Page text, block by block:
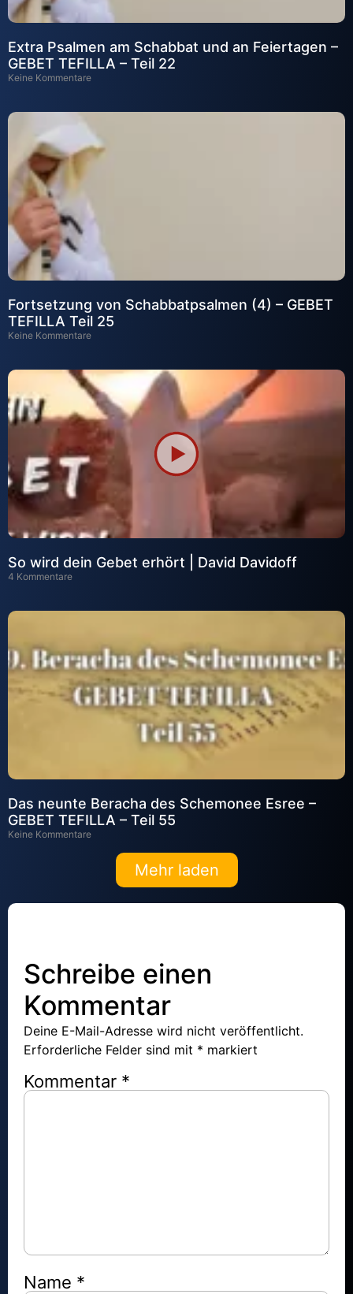
Extra Psalmen am Schabbat und an Feiertagen –
GEBET TEFILLA – Teil 22
Keine Kommentare
Fortsetzung von Schabbatpsalmen (4) – GEBET
TEFILLA Teil 25
Keine Kommentare
So wird dein Gebet erhört | David Davidoff
4 Kommentare
Das neunte Beracha des Schemonee Esree –
GEBET TEFILLA – Teil 55
Keine Kommentare
Mehr laden
Schreibe einen
Kommentar
Deine E-Mail-Adresse wird nicht veröffentlicht.
Erforderliche Felder sind mit * markiert
Kommentar *
Name *